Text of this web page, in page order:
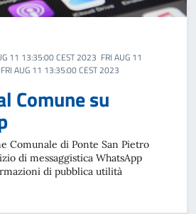
11 13:35:00 CEST 2023 FRI AUG 11
AUG 11 13:35:00 CEST 2023
Comune su
Comunale di Ponte San Pietro
di messaggistica WhatsApp
di pubblica utilità